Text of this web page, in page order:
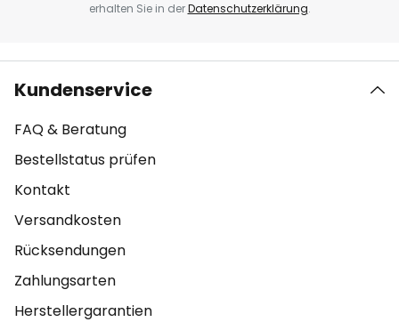
erhalten Sie in derDatenschutzerklärung.
Kundenservice
FAQ & Beratung
Bestellstatus prüfen
Kontakt
Versandkosten
Rücksendungen
Zahlungsarten
Herstellergarantien